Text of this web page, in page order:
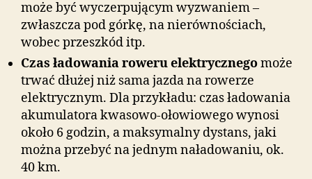
może być wyczerpującym wyzwaniem –
zwłaszcza pod górkę, na nierównościach,
wobec przeszkód itp.
Czas ładowania roweru elektrycznegomoże
trwać dłużej niż sama jazda na rowerze
elektrycznym. Dla przykładu: czas ładowania
akumulatora kwasowo-ołowiowego wynosi
około 6 godzin, a maksymalny dystans, jaki
można przebyć na jednym naładowaniu, ok.
40 km.